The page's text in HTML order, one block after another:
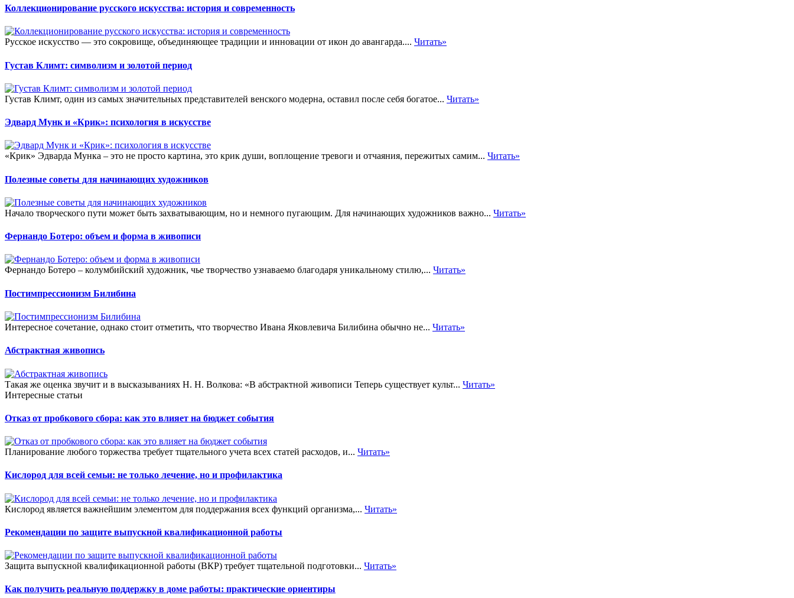
Коллекционирование русского искусства: история и современность
Русское искусство — это сокровище, объединяющее традиции и инновации от икон до авангарда.... Читать»
Густав Климт: символизм и золотой период
Густав Климт, один из самых значительных представителей венского модерна, оставил после себя богатое... Читать»
Эдвард Мунк и «Крик»: психология в искусстве
«Крик» Эдварда Мунка – это не просто картина, это крик души, воплощение тревоги и отчаяния, пережитых самим... Читать»
Полезные советы для начинающих художников
Начало творческого пути может быть захватывающим, но и немного пугающим. Для начинающих художников важно... Читать»
Фернандо Ботеро: объем и форма в живописи
Фернандо Ботеро – колумбийский художник, чье творчество узнаваемо благодаря уникальному стилю,... Читать»
Постимпрессионизм Билибина
Интересное сочетание, однако стоит отметить, что творчество Ивана Яковлевича Билибина обычно не... Читать»
Абстрактная живопись
Такая же оценка звучит и в высказываниях Н. Н. Волкова: «В абстрактной живописи Теперь существует культ... Читать»
Интересные статьи
Отказ от пробкового сбора: как это влияет на бюджет события
Планирование любого торжества требует тщательного учета всех статей расходов, и... Читать»
Кислород для всей семьи: не только лечение, но и профилактика
Кислород является важнейшим элементом для поддержания всех функций организма,... Читать»
Рекомендации по защите выпускной квалификационной работы
Защита выпускной квалификационной работы (ВКР) требует тщательной подготовки... Читать»
Как получить реальную поддержку в доме работы: практические ориентиры